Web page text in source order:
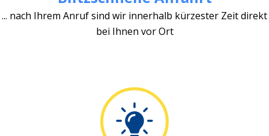
... nach Ihrem Anruf sind wir innerhalb kürzester Zeit direkt
bei Ihnen vor Ort